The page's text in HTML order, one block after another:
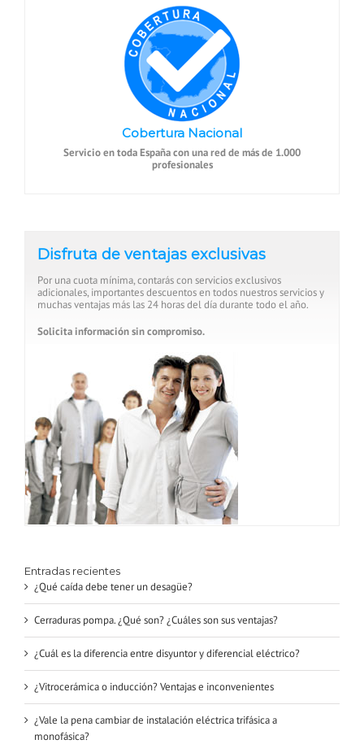
Cobertura Nacional
Servicio en toda España con una red de más de 1.000
profesionales
Disfruta de ventajas exclusivas
Por una cuota mínima, contarás con servicios exclusivos
adicionales, importantes descuentos en todos nuestros servicios y
muchas ventajas más las 24 horas del día durante todo el año.
Solicita información sin compromiso.
Entradas recientes
¿Qué caída debe tener un desagüe?
Cerraduras pompa. ¿Qué son? ¿Cuáles son sus ventajas?
¿Cuál es la diferencia entre disyuntor y diferencial eléctrico?
¿Vitrocerámica o inducción? Ventajas e inconvenientes
¿Vale la pena cambiar de instalación eléctrica trifásica a
monofásica?